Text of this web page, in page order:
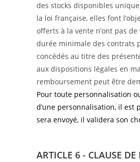
des stocks disponibles
la loi française, elles font
offerts à la vente n’ont pas
durée minimale des contrats
concédés au titre des
aux dispositions légales en
remboursement peut être
Pour toute personnalisation
d’une personnalisation, il est
sera envoyé, il validera son
ARTICLE 6 - CLAUSE DE